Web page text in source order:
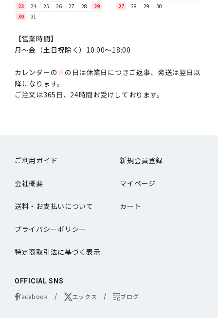
23
24 25 26 27 28
29
30
31
27
28 29 30
【営業時間】
月〜金（土日祝除く）10:00～18:00
カレンダーの■ の日は休業日につきご返事、発送は翌日以
降になります。
ご注文は365日、24時間お受けしております。
ご利用ガイド 新規会員登録
会社概要 マイページ
送料・お支払いについて カート
プライバシーポリシー
特定商取引法に基づく表示
OFFICIAL SNS
facebook エックス ブログ